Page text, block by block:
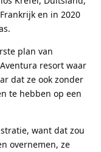
en in 2020
plan van
resort waar
dat ze ook zonder
te hebben op een
want dat zou
overnemen, ze